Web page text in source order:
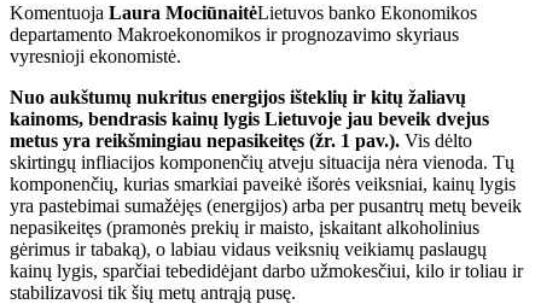
Komentuoja Laura MociūnaitėLietuvos banko Ekonomikos
departamento Makroekonomikos ir prognozavimo skyriaus
vyresnioji ekonomistė.
Nuo aukštumų nukritus energijos išteklių ir kitų žaliavų
kainoms, bendrasis kainų lygis Lietuvoje jau beveik dvejus
metus yra reikšmingiau nepasikeitęs (žr. 1 pav.). Vis dėlto
skirtingų infliacijos komponenčių atveju situacija nėra vienoda. Tų
komponenčių, kurias smarkiai paveikė išorės veiksniai, kainų lygis
yra pastebimai sumažėjęs (energijos) arba per pusantrų metų beveik
nepasikeitęs (pramonės prekių ir maisto, įskaitant alkoholinius
gėrimus ir tabaką), o labiau vidaus veiksnių veikiamų paslaugų
kainų lygis, sparčiai tebedidėjant darbo užmokesčiui, kilo ir toliau ir
stabilizavosi tik šių metų antrąją pusę.